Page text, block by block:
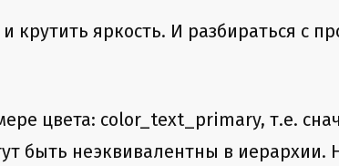
яркость. И разбираться с
цвета: color_text_primary, т.е.
быть неэквивалентны в иерархии.